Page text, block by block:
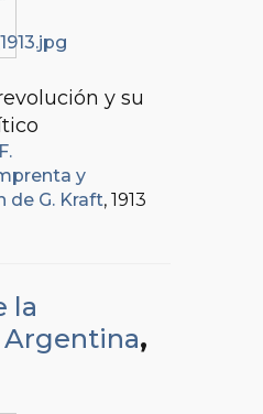
y su
y
de G. Kraft, 1913
la
,